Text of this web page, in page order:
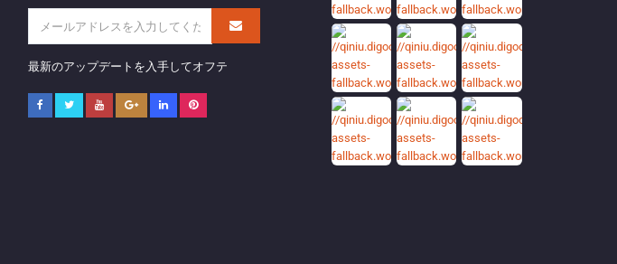
最新のアップデートを入手してオフテ